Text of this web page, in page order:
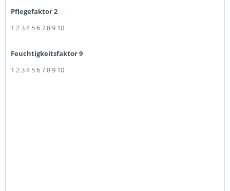
Pflegefaktor 2
1 234 56789 10
Feuchtigkeitsfaktor 9
1 234 56789 10